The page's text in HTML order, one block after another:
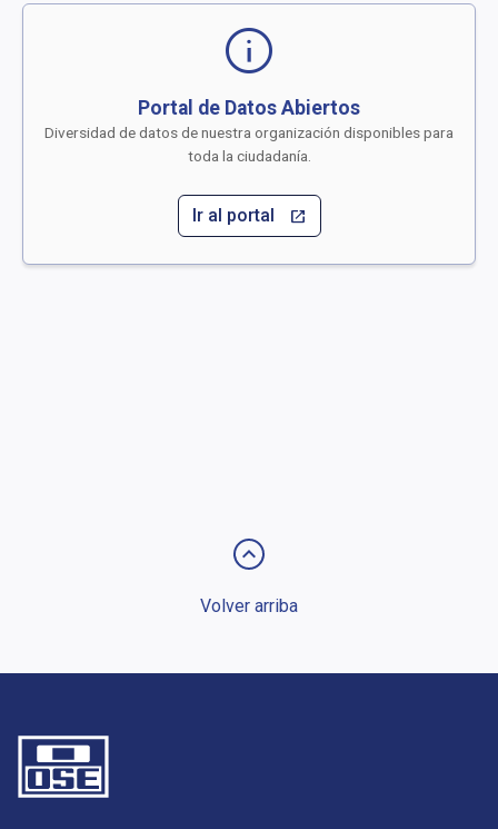
info
Portal de Datos Abiertos
Diversidad de datos de nuestra organización disponibles para
toda la ciudadanía.
Ir al portal open_in_new
keyboard_arrow_up
Volver arriba